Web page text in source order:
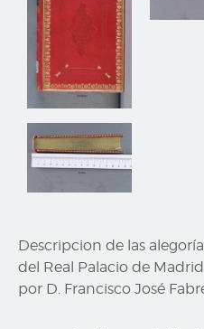
Descripcion de las
del Real Palacio de
por D. Francisco José